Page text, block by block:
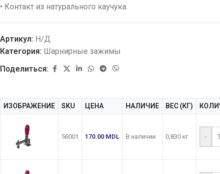
• Контакт из натурального каучука.
Артикул: Н/Д
Категория: Шарнирные зажимы
Поделиться:
ИЗОБРАЖЕНИЕ SKU ЦЕНА НАЛИЧИЕ ВЕС (КГ)
56001 170.00 MDL В наличии 0,830 кг -